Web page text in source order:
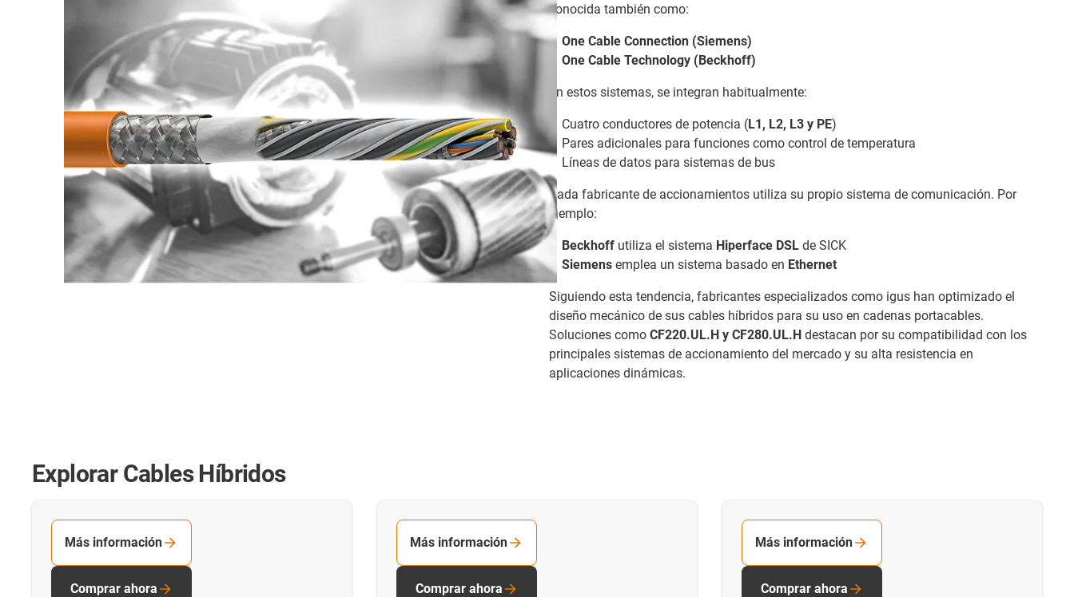
conocida también como:
One Cable Connection (Siemens)
One Cable Technology (Beckhoff)
En estos sistemas, se integran habitualmente:
Cuatro conductores de potencia (L1, L2, L3 y PE)
Pares adicionales para funciones como control de temperatura
Líneas de datos para sistemas de bus
Cada fabricante de accionamientos utiliza su propio sistema de comunicación. Por
ejemplo:
Beckhoff utiliza el sistema Hiperface DSL de SICK
Siemens emplea un sistema basado en Ethernet
Siguiendo esta tendencia, fabricantes especializados como igus han optimizado el
diseño mecánico de sus cables híbridos para su uso en cadenas portacables.
Soluciones como CF220.UL.H y CF280.UL.H destacan por su compatibilidad con los
principales sistemas de accionamiento del mercado y su alta resistencia en
aplicaciones dinámicas.
Explorar Cables Híbridos
Más información
Comprar ahora
Más información
Comprar ahora
Más información
Comprar ahora